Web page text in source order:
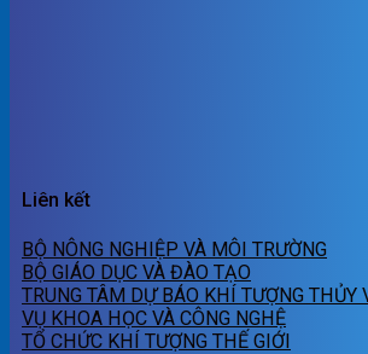
Liên kết
BỘ NÔNG NGHIỆP VÀ MÔI TRƯỜNG
BỘ GIÁO DỤC VÀ ĐÀO TẠO
TRUNG TÂM DỰ BÁO KHÍ TƯỢNG THỦY
VỤ KHOA HỌC VÀ CÔNG NGHỆ
TỔ CHỨC KHÍ TƯỢNG THẾ GIỚI